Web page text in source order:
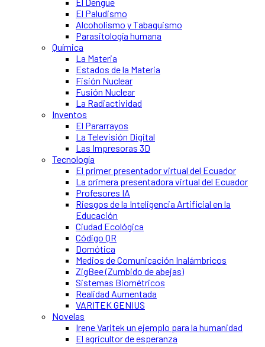
El Paludismo
Alcoholismo y Tabaquismo
Parasitología humana
Química
La Materia
Estados de la Materia
Fisión Nuclear
Fusión Nuclear
La Radiactividad
Inventos
El Pararrayos
La Televisión Digital
Las Impresoras 3D
Tecnología
El primer presentador virtual del Ecuador
La primera presentadora virtual del Ecuador
Profesores IA
Riesgos de la Inteligencia Artificial en la
Educación
Ciudad Ecológica
Código QR
Domótica
Medios de Comunicación Inalámbricos
ZigBee (Zumbido de abejas)
Sistemas Biométricos
Realidad Aumentada
VARITEK GENIUS
Novelas
Irene Varitek un ejemplo para la humanidad
El agricultor de esperanza